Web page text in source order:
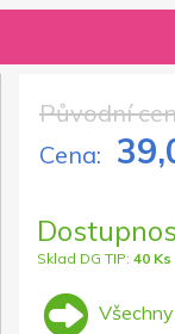
Původní
Cena:
Sklad DG TIP: 40 Ks